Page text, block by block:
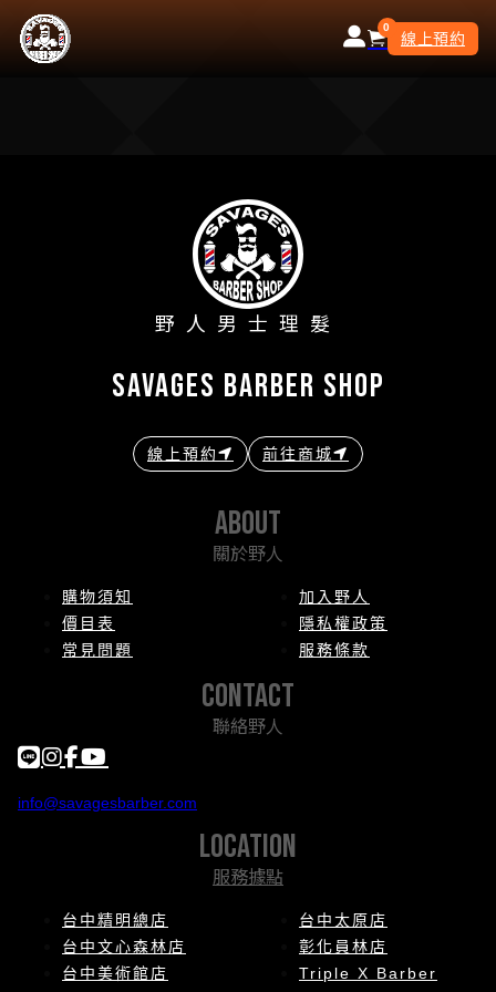
0
線上預約
野人男士理髮
savages barber shop
線上預約 前往商城
about
關於野人
購物須知
價目表
常見問題
加入野人
隱私權政策
服務條款
contact
聯絡野人
info@savagesbarber.com
location
服務據點
台中精明總店
台中文心森林店
台中美術館店
台中太原店
彰化員林店
Triple X Barber